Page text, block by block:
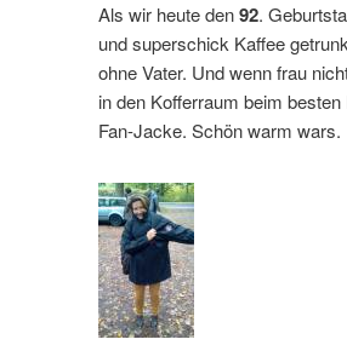
Als wir heute den92.
und superschick Kaffee
ohne Vater. Und wenn frau
in den Kofferraum beim
Fan-Jacke. Schön warm wars.